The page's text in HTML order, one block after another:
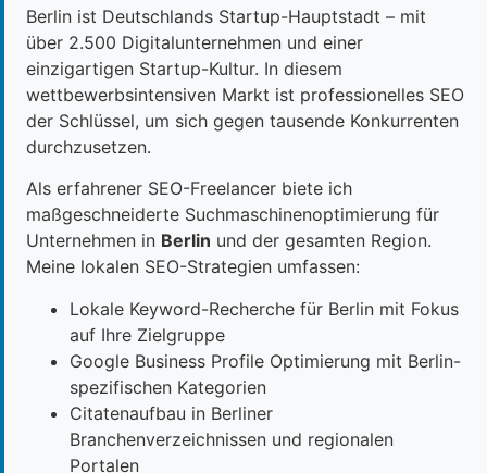
Berlin ist Deutschlands Startup-Hauptstadt – mit
über 2.500 Digitalunternehmen und einer
einzigartigen Startup-Kultur. In diesem
wettbewerbsintensiven Markt ist professionelles SEO
der Schlüssel, um sich gegen tausende Konkurrenten
durchzusetzen.
Als erfahrener SEO-Freelancer biete ich
maßgeschneiderte Suchmaschinenoptimierung für
Unternehmen in Berlin und der gesamten Region.
Meine lokalen SEO-Strategien umfassen:
Lokale Keyword-Recherche für Berlin mit Fokus
auf Ihre Zielgruppe
Google Business Profile Optimierung mit Berlin-
spezifischen Kategorien
Citatenaufbau in Berliner
Branchenverzeichnissen und regionalen
Portalen